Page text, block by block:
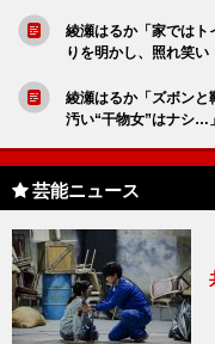
綾瀬はるか「家では
りを明かし、照れ笑い
綾瀬はるか「ズボン
汚い“干物女”はナシ…」
芸能ニュース